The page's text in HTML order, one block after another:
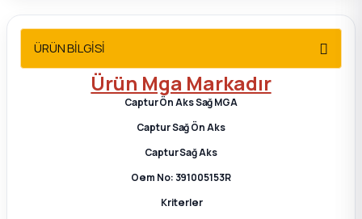
ParçaÜRÜN BİLGİSİ
Ürün Mga Markadır
Captur Ön Aks Sağ MGA
Captur Sağ Ön Aks
Captur Sağ Aks
Oem No: 391005153R
Kriterler